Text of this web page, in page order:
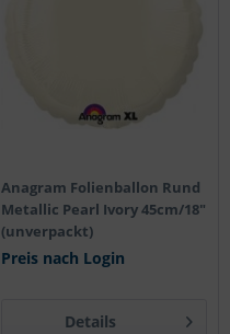
Anagram Folienballon Rund
Metallic Pearl Ivory 45cm/18"
(unverpackt)
Preis nach Login
Details